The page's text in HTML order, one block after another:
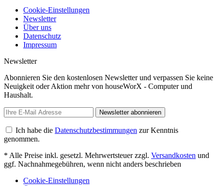
Cookie-Einstellungen
Newsletter
Über uns
Datenschutz
Impressum
Newsletter
Abonnieren Sie den kostenlosen Newsletter und verpassen Sie keine
Neuigkeit oder Aktion mehr von houseWorX - Computer und
Haushalt.
Newsletter abonnieren
Ich habe die Datenschutzbestimmungen zur Kenntnis
genommen.
* Alle Preise inkl. gesetzl. Mehrwertsteuer zzgl. Versandkosten und
ggf. Nachnahmegebühren, wenn nicht anders beschrieben
Cookie-Einstellungen